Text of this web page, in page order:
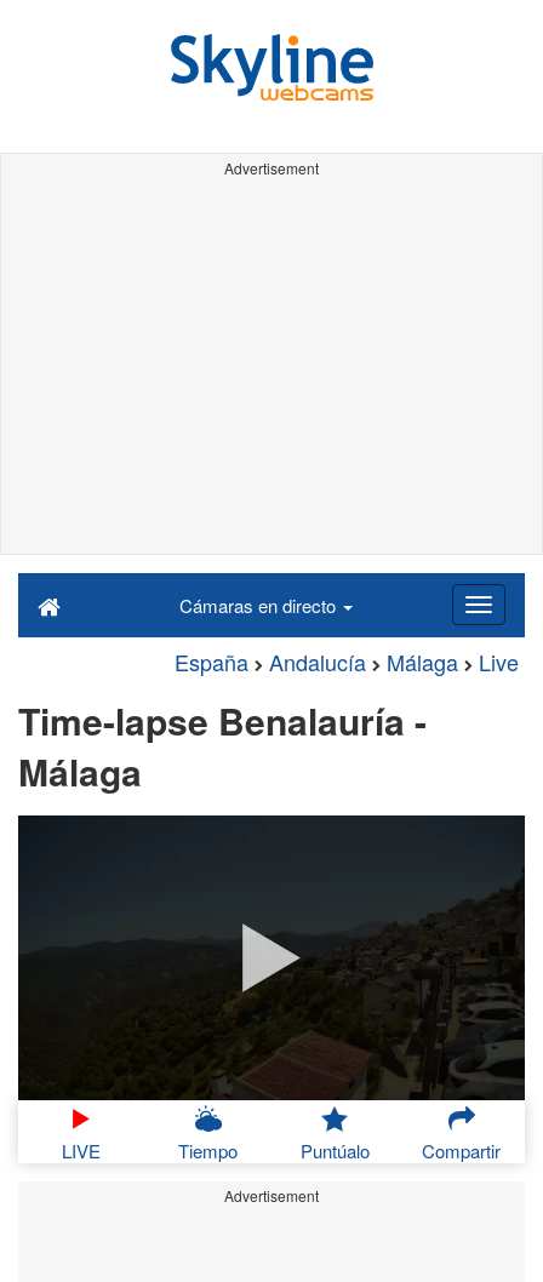
Advertisement
Cámaras en directo
España Andalucía Málaga Live
Time-lapse Benalauría -
Málaga
LIVE Tiempo Puntúalo Compartir
Advertisement